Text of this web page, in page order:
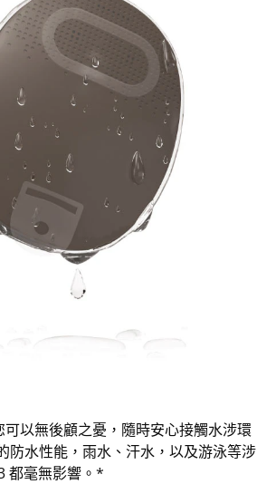
可以無後顧之憂，隨時安心接觸水涉環
防水性能，雨水、汗水，以及游泳等涉
都毫無影響。*